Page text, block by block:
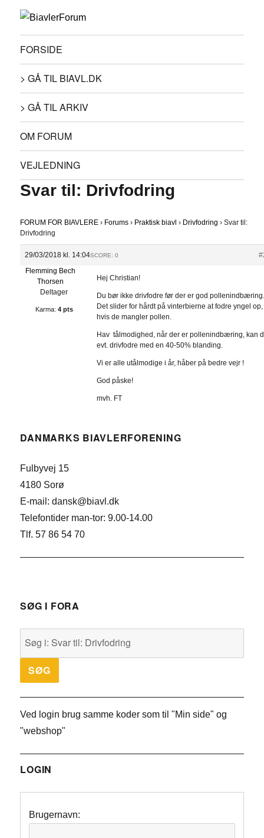
FORSIDE
> GÅ TIL BIAVL.DK
> GÅ TIL ARKIV
OM FORUM
VEJLEDNING
Svar til: Drivfodring
FORUM FOR BIAVLERE › Forums › Praktisk biavl › Drivfodring › Svar til:
Drivfodring
29/03/2018 kl. 14:04SCORE: 0
Flemming Bech
Thorsen
Deltager
Karma: 4 pts
Hej Christian!
Du bør ikke drivfodre før der er god
Det slider for hårdt på vinterbierne at fodre yngel op,
hvis de mangler pollen.
Hav tålmodighed, når der er pollenindbæring, kan
evt. drivfodre med en 40-50% blanding.
Vi er alle utålmodige i år, håber på bedre vejr !
God påske!
mvh. FT
DANMARKS BIAVLERFORENING
Fulbyvej 15
4180 Sorø
E-mail: dansk@biavl.dk
Telefontider man-tor: 9.00-14.00
Tlf. 57 86 54 70
SØG I FORA
Ved login brug samme koder som til "Min side" og
"webshop"
LOGIN
Brugernavn: